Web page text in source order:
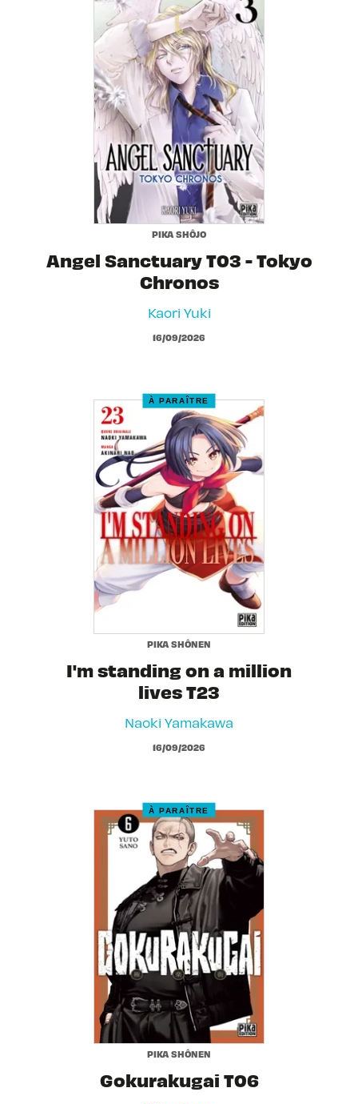
PIKA SHÔJO
Angel Sanctuary T03 - Tokyo
Chronos
Kaori Yuki
16/09/2026
À PARAÎTRE
PIKA SHÔNEN
I'm standing on a million
lives T23
Naoki Yamakawa
16/09/2026
À PARAÎTRE
PIKA SHÔNEN
Gokurakugai T06